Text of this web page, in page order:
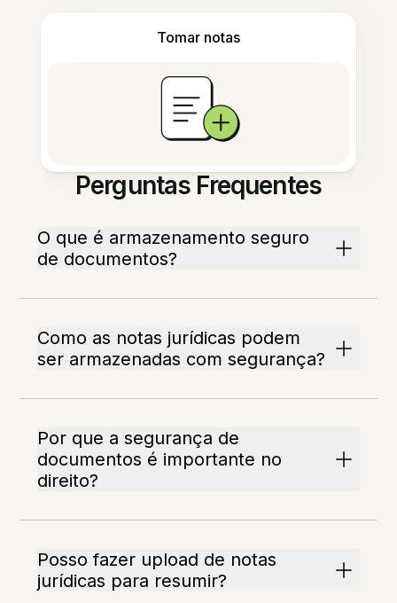
Tomar notas
Perguntas Frequentes
O que é armazenamento seguro
de documentos?
Como as notas jurídicas podem
ser armazenadas com segurança?
Por que a segurança de
documentos é importante no
direito?
Posso fazer upload de notas
jurídicas para resumir?